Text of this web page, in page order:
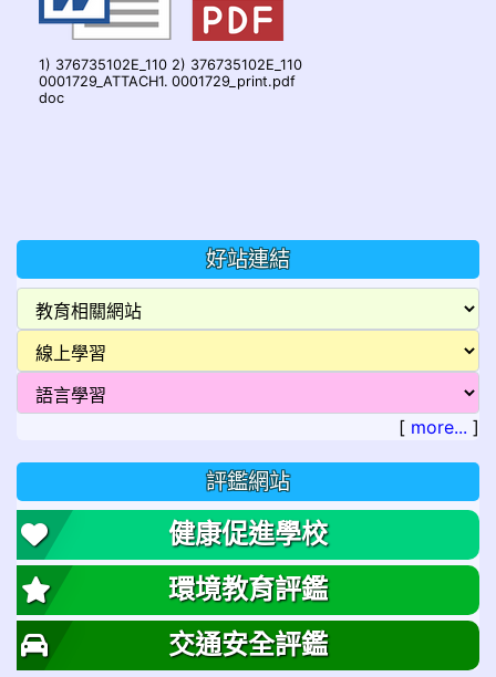
1) 376735102E_110
0001729_ATTACH1.
doc
2) 376735102E_110
0001729_print.pdf
好站連結
[ more... ]
評鑑網站
健康促進學校
環境教育評鑑
交通安全評鑑